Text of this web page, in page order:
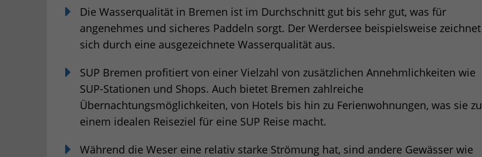
Die Wasserqualität in Bremen ist im Durchschnitt gut bis sehr gut, was für
angenehmes und sicheres Paddeln sorgt. Der Werdersee beispielsweise zeichnet
sich durch eine ausgezeichnete Wasserqualität aus.
SUP Bremen profitiert von einer Vielzahl von zusätzlichen Annehmlichkeiten wie
SUP-Stationen und Shops. Auch bietet Bremen zahlreiche
Übernachtungsmöglichkeiten, von Hotels bis hin zu Ferienwohnungen, was sie zu
einem idealen Reiseziel für eine SUP Reise macht.
Während die Weser eine relativ starke Strömung hat, sind andere Gewässer wie